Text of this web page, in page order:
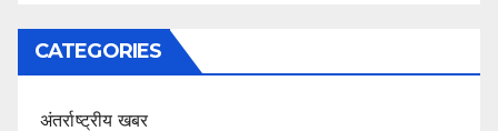
CATEGORIES
अंतर्राष्ट्रीय खबर